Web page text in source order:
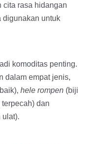
cita rasa hidangan
digunakan untuk
komoditas penting.
dalam empat jenis,
hele rompen (biji
dan
ulat).